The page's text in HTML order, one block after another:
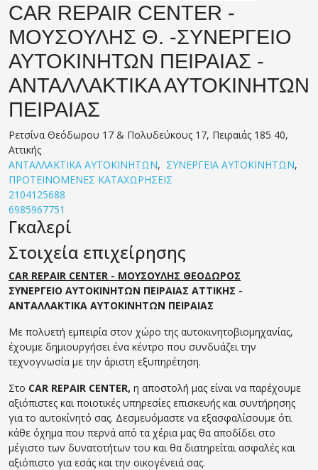
CAR REPAIR CENTER -
ΜΟΥΣΟΥΛΗΣ Θ. -ΣΥΝΕΡΓΕΙΟ
ΑΥΤΟΚΙΝΗΤΩΝ ΠΕΙΡΑΙΑΣ -
ΑΝΤΑΛΛΑΚΤΙΚΑ ΑΥΤΟΚΙΝΗΤΩΝ
ΠΕΙΡΑΙΑΣ
Ρετσίνα Θεόδωρου 17 & Πολυδεύκους 17, Πειραιάς 185 40,
Αττικής
ΑΝΤΑΛΛΑΚΤΙΚΑ ΑΥΤΟΚΙΝΗΤΩΝ, ΣΥΝΕΡΓΕΙΑ ΑΥΤΟΚΙΝΗΤΩΝ,
ΠΡΟΤΕΙΝΟΜΕΝΕΣ ΚΑΤΑΧΩΡΗΣΕΙΣ
2104125688
6985967751
Γκαλερί
Στοιχεία επιχείρησης
CAR REPAIR CENTER - ΜΟΥΣΟΥΛΗΣ ΘΕΟΔΩΡΟΣ
ΣΥΝΕΡΓΕΙΟ ΑΥΤΟΚΙΝΗΤΩΝ ΠΕΙΡΑΙΑΣ ΑΤΤΙΚΗΣ -
ΑΝΤΑΛΛΑΚΤΙΚΑ ΑΥΤΟΚΙΝΗΤΩΝ ΠΕΙΡΑΙΑΣ
Με πολυετή εμπειρία στον χώρο της αυτοκινητοβιομηχανίας,
έχουμε δημιουργήσει ένα κέντρο που συνδυάζει την
τεχνογνωσία με την άριστη εξυπηρέτηση.
Στο CAR REPAIR CENTER, η αποστολή μας είναι να παρέχουμε
αξιόπιστες και ποιοτικές υπηρεσίες επισκευής και συντήρησης
για το αυτοκίνητό σας. Δεσμευόμαστε να εξασφαλίσουμε ότι
κάθε όχημα που περνά από τα χέρια μας θα αποδίδει στο
μέγιστο των δυνατοτήτων του και θα διατηρείται ασφαλές και
αξιόπιστο για εσάς και την οικογένειά σας.